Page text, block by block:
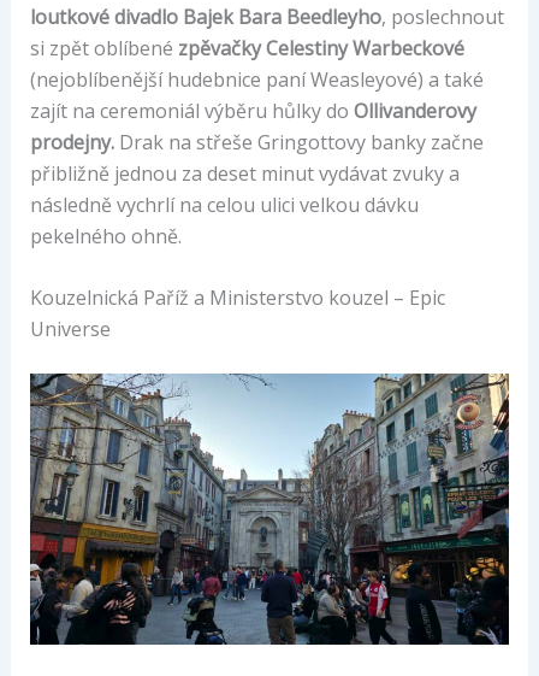
loutkové divadlo Bajek Bara Beedleyho, poslechnout
si zpět oblíbené zpěvačky Celestiny Warbeckové
(nejoblíbenější hudebnice paní Weasleyové) a také
zajít na ceremoniál výběru hůlky do Ollivanderovy
prodejny. Drak na střeše Gringottovy banky začne
přibližně jednou za deset minut vydávat zvuky a
následně vychrlí na celou ulici velkou dávku
pekelného ohně.
Kouzelnická Paříž a Ministerstvo kouzel – Epic
Universe